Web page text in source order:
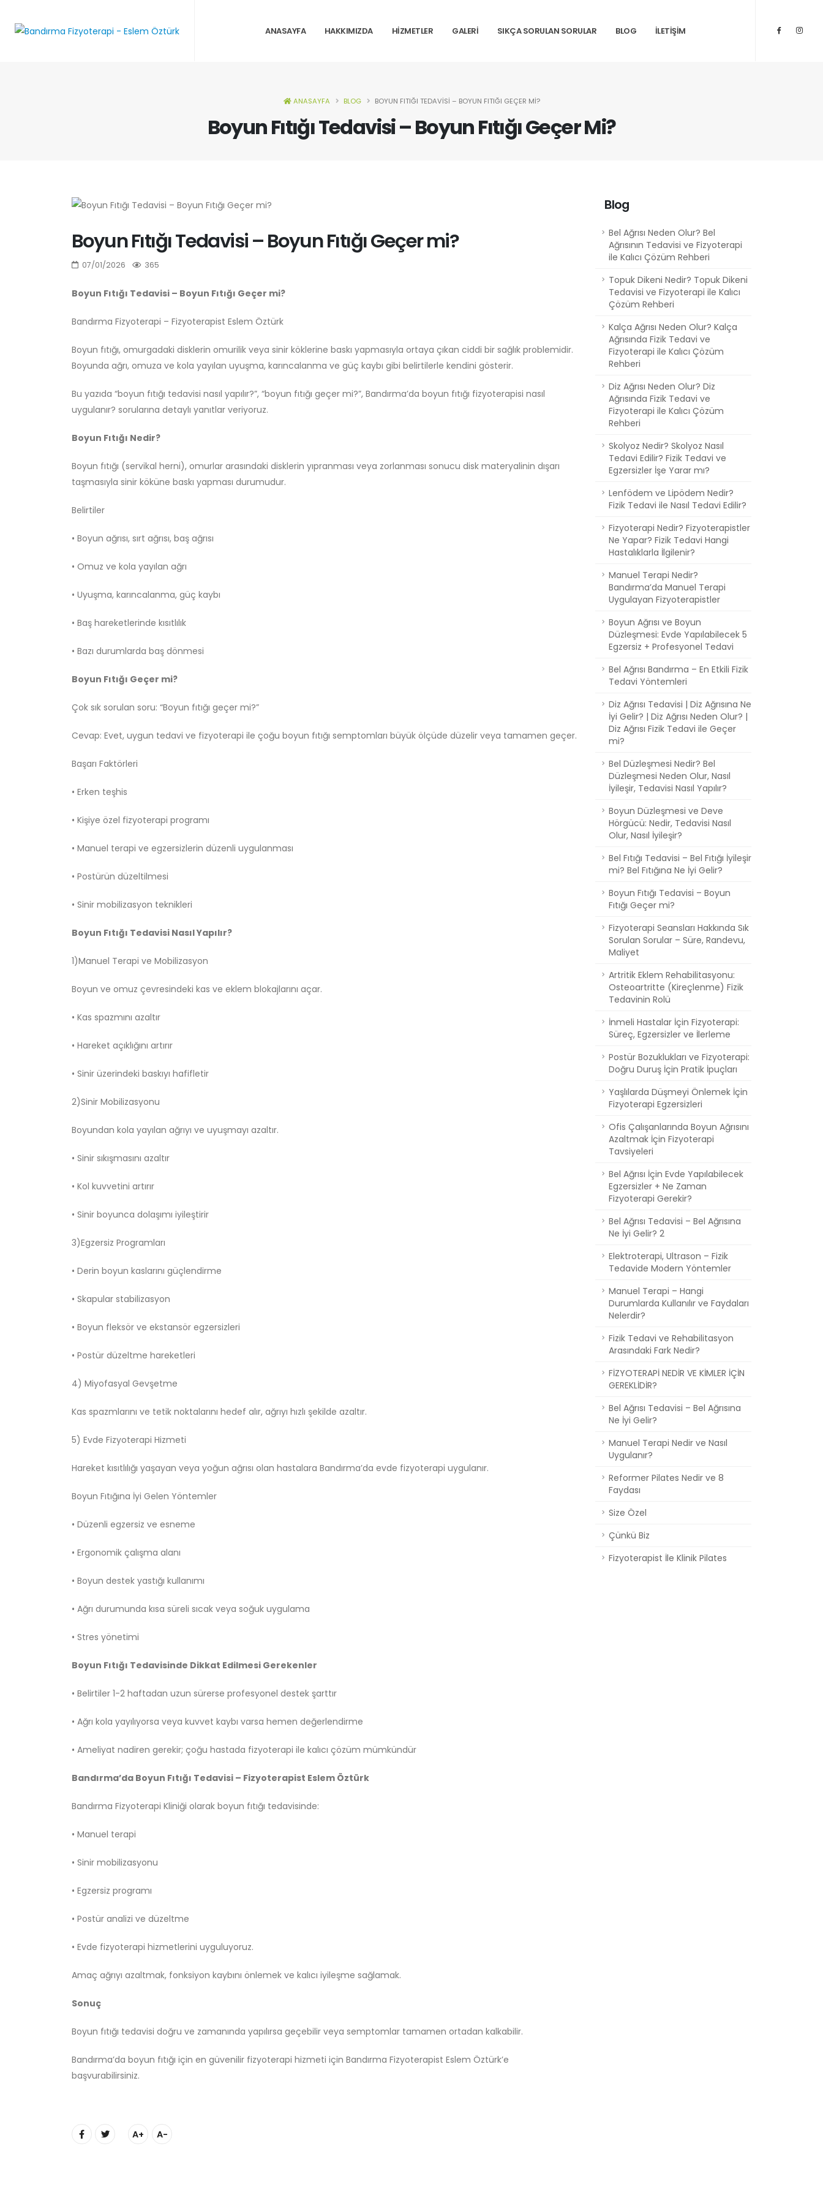
ANASAYFA HAKKIMIZDA HİZMETLER GALERİ SIKÇA SORULAN SORULAR BLOG İLETİŞİM
Boyun Fıtığı Tedavisi – Boyun Fıtığı Geçer Mi?
ANASAYFA BLOG BOYUN FITIĞI TEDAVISI – BOYUN FITIĞI GEÇER MI?
Boyun Fıtığı Tedavisi – Boyun Fıtığı Geçer mi?
07/01/2026 365
Boyun Fıtığı Tedavisi – Boyun Fıtığı Geçer mi?
Bandırma Fizyoterapi – Fizyoterapist Eslem Öztürk
Boyun fıtığı, omurgadaki disklerin omurilik veya sinir köklerine baskı yapmasıyla ortaya çıkan ciddi bir sağlık problemidir.
Boyunda ağrı, omuza ve kola yayılan uyuşma, karıncalanma ve güç kaybı gibi belirtilerle kendini gösterir.
Bu yazıda “boyun fıtığı tedavisi nasıl yapılır?”, “boyun fıtığı geçer mi?”, Bandırma’da boyun fıtığı fizyoterapisi nasıl
uygulanır? sorularına detaylı yanıtlar veriyoruz.
Boyun Fıtığı Nedir?
Boyun fıtığı (servikal herni), omurlar arasındaki disklerin yıpranması veya zorlanması sonucu disk materyalinin dışarı
taşmasıyla sinir köküne baskı yapması durumudur.
Belirtiler
• Boyun ağrısı, sırt ağrısı, baş ağrısı
• Omuz ve kola yayılan ağrı
• Uyuşma, karıncalanma, güç kaybı
• Baş hareketlerinde kısıtlılık
• Bazı durumlarda baş dönmesi
Boyun Fıtığı Geçer mi?
Çok sık sorulan soru: “Boyun fıtığı geçer mi?”
Cevap: Evet, uygun tedavi ve fizyoterapi ile çoğu boyun fıtığı semptomları büyük ölçüde düzelir veya tamamen geçer.
Başarı Faktörleri
• Erken teşhis
• Kişiye özel fizyoterapi programı
• Manuel terapi ve egzersizlerin düzenli uygulanması
• Postürün düzeltilmesi
• Sinir mobilizasyon teknikleri
Boyun Fıtığı Tedavisi Nasıl Yapılır?
1)Manuel Terapi ve Mobilizasyon
Boyun ve omuz çevresindeki kas ve eklem blokajlarını açar.
• Kas spazmını azaltır
• Hareket açıklığını artırır
• Sinir üzerindeki baskıyı hafifletir
2)Sinir Mobilizasyonu
Boyundan kola yayılan ağrıyı ve uyuşmayı azaltır.
• Sinir sıkışmasını azaltır
• Kol kuvvetini artırır
• Sinir boyunca dolaşımı iyileştirir
3)Egzersiz Programları
• Derin boyun kaslarını güçlendirme
• Skapular stabilizasyon
• Boyun fleksör ve ekstansör egzersizleri
• Postür düzeltme hareketleri
4) Miyofasyal Gevşetme
Kas spazmlarını ve tetik noktalarını hedef alır, ağrıyı hızlı şekilde azaltır.
5) Evde Fizyoterapi Hizmeti
Hareket kısıtlılığı yaşayan veya yoğun ağrısı olan hastalara Bandırma’da evde fizyoterapi uygulanır.
Boyun Fıtığına İyi Gelen Yöntemler
• Düzenli egzersiz ve esneme
• Ergonomik çalışma alanı
• Boyun destek yastığı kullanımı
• Ağrı durumunda kısa süreli sıcak veya soğuk uygulama
• Stres yönetimi
Boyun Fıtığı Tedavisinde Dikkat Edilmesi Gerekenler
• Belirtiler 1-2 haftadan uzun sürerse profesyonel destek şarttır
• Ağrı kola yayılıyorsa veya kuvvet kaybı varsa hemen değerlendirme
• Ameliyat nadiren gerekir; çoğu hastada fizyoterapi ile kalıcı çözüm mümkündür
Bandırma’da Boyun Fıtığı Tedavisi – Fizyoterapist Eslem Öztürk
Bandırma Fizyoterapi Kliniği olarak boyun fıtığı tedavisinde:
• Manuel terapi
• Sinir mobilizasyonu
• Egzersiz programı
• Postür analizi ve düzeltme
• Evde fizyoterapi hizmetlerini uyguluyoruz.
Amaç ağrıyı azaltmak, fonksiyon kaybını önlemek ve kalıcı iyileşme sağlamak.
Sonuç
Boyun fıtığı tedavisi doğru ve zamanında yapılırsa geçebilir veya semptomlar tamamen ortadan kalkabilir.
Bandırma’da boyun fıtığı için en güvenilir fizyoterapi hizmeti için Bandırma Fizyoterapist Eslem Öztürk’e
başvurabilirsiniz.
A+ A-
Blog
Bel Ağrısı Neden Olur? Bel
Ağrısının Tedavisi ve Fizyoterapi
ile Kalıcı Çözüm Rehberi
Topuk Dikeni Nedir? Topuk Dikeni
Tedavisi ve Fizyoterapi ile Kalıcı
Çözüm Rehberi
Kalça Ağrısı Neden Olur? Kalça
Ağrısında Fizik Tedavi ve
Fizyoterapi ile Kalıcı Çözüm
Rehberi
Diz Ağrısı Neden Olur? Diz
Ağrısında Fizik Tedavi ve
Fizyoterapi ile Kalıcı Çözüm
Rehberi
Skolyoz Nedir? Skolyoz Nasıl
Tedavi Edilir? Fizik Tedavi ve
Egzersizler İşe Yarar mı?
Lenfödem ve Lipödem Nedir?
Fizik Tedavi ile Nasıl Tedavi Edilir?
Fizyoterapi Nedir? Fizyoterapistler
Ne Yapar? Fizik Tedavi Hangi
Hastalıklarla İlgilenir?
Manuel Terapi Nedir?
Bandırma’da Manuel Terapi
Uygulayan Fizyoterapistler
Boyun Ağrısı ve Boyun
Düzleşmesi: Evde Yapılabilecek 5
Egzersiz + Profesyonel Tedavi
Bel Ağrısı Bandırma – En Etkili Fizik
Tedavi Yöntemleri
Diz Ağrısı Tedavisi | Diz Ağrısına Ne
İyi Gelir? | Diz Ağrısı Neden Olur? |
Diz Ağrısı Fizik Tedavi ile Geçer
mi?
Bel Düzleşmesi Nedir? Bel
Düzleşmesi Neden Olur, Nasıl
İyileşir, Tedavisi Nasıl Yapılır?
Boyun Düzleşmesi ve Deve
Hörgücü: Nedir, Tedavisi Nasıl
Olur, Nasıl İyileşir?
Bel Fıtığı Tedavisi – Bel Fıtığı İyileşir
mi? Bel Fıtığına Ne İyi Gelir?
Boyun Fıtığı Tedavisi – Boyun
Fıtığı Geçer mi?
Fizyoterapi Seansları Hakkında Sık
Sorulan Sorular – Süre, Randevu,
Maliyet
Artritik Eklem Rehabilitasyonu:
Osteoartritte (Kireçlenme) Fizik
Tedavinin Rolü
İnmeli Hastalar İçin Fizyoterapi:
Süreç, Egzersizler ve İlerleme
Postür Bozuklukları ve Fizyoterapi:
Doğru Duruş İçin Pratik İpuçları
Yaşlılarda Düşmeyi Önlemek İçin
Fizyoterapi Egzersizleri
Ofis Çalışanlarında Boyun Ağrısını
Azaltmak İçin Fizyoterapi
Tavsiyeleri
Bel Ağrısı İçin Evde Yapılabilecek
Egzersizler + Ne Zaman
Fizyoterapi Gerekir?
Bel Ağrısı Tedavisi – Bel Ağrısına
Ne İyi Gelir? 2
Elektroterapi, Ultrason – Fizik
Tedavide Modern Yöntemler
Manuel Terapi – Hangi
Durumlarda Kullanılır ve Faydaları
Nelerdir?
Fizik Tedavi ve Rehabilitasyon
Arasındaki Fark Nedir?
FİZYOTERAPİ NEDİR VE KİMLER İÇİN
GEREKLİDİR?
Bel Ağrısı Tedavisi – Bel Ağrısına
Ne İyi Gelir?
Manuel Terapi Nedir ve Nasıl
Uygulanır?
Reformer Pilates Nedir ve 8
Faydası
Size Özel
Çünkü Biz
Fizyoterapist İle Klinik Pilates